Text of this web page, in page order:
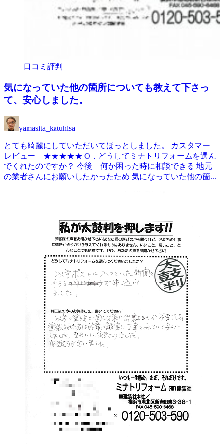
口コミ評判
気になっていた他の箇所についても教えて下さっ
て、安心しました。
yamasita_katuhisa
とても綺麗にしていただいてほっとしました。 カスタマー
レビュー ★★★★★ Q．どうしてミナトリフォームを選ん
でくれたのですか？ 今後 何か困った時に相談できる 地元
の業者さんにお願いしたかったため 気になっていた他の箇...